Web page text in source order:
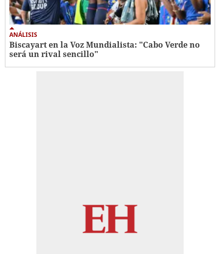
ANÁLISIS
Biscayart en la Voz Mundialista: "Cabo Verde no
será un rival sencillo"